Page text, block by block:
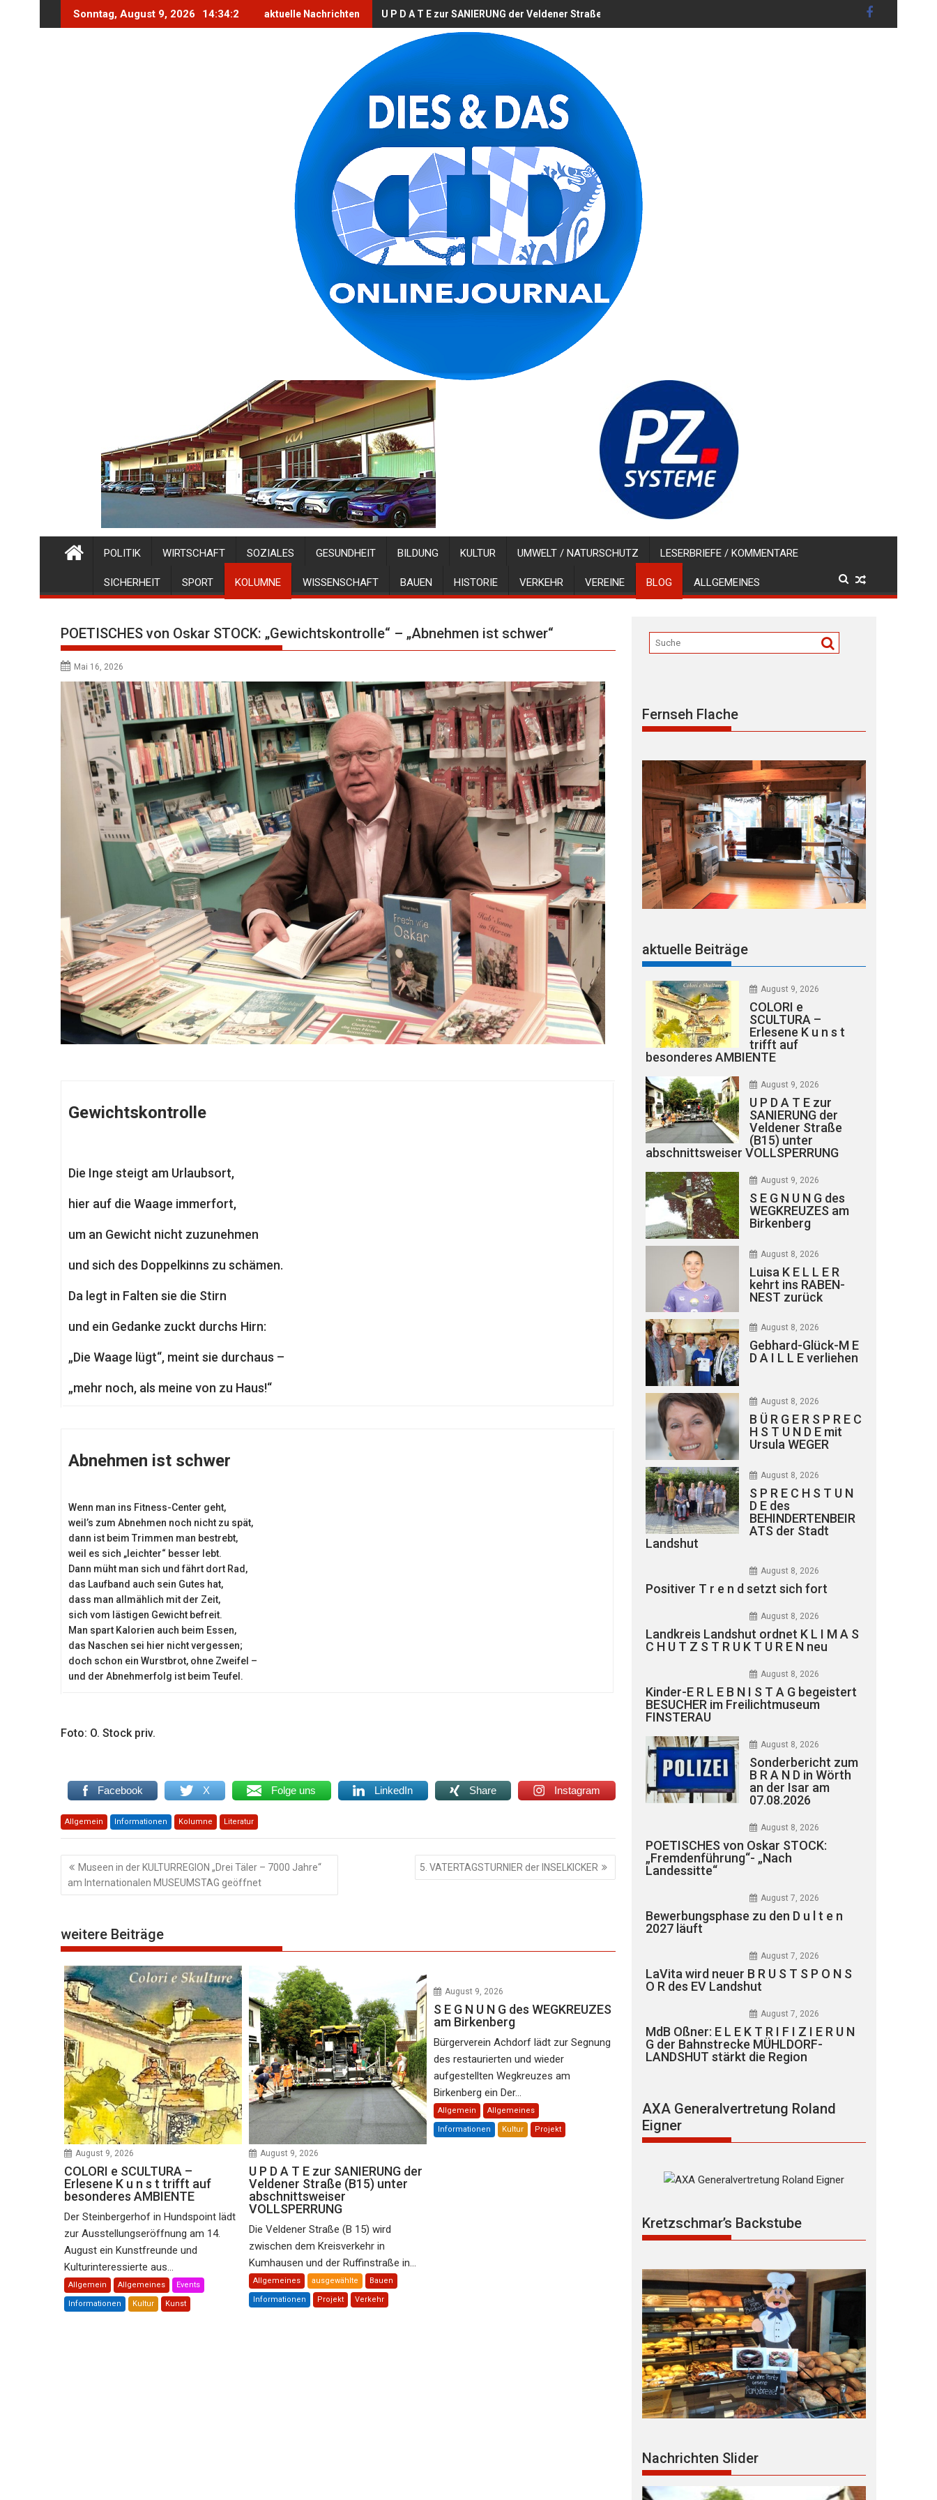
Sonntag, August 9, 2026 14:34:4 aktuelle Nachrichten U P D A T E zur SANIERUNG der Veldener Straße (B15) unter abschnittsweiser VOLLSPERRUNG
POLITIK WIRTSCHAFT SOZIALES GESUNDHEIT BILDUNG KULTUR UMWELT / NATURSCHUTZ LESERBRIEFE / KOMMENTARE
SICHERHEIT SPORT KOLUMNE WISSENSCHAFT BAUEN HISTORIE VERKEHR VEREINE BLOG ALLGEMEINES
POETISCHES von Oskar STOCK: „Gewichtskontrolle“ – „Abnehmen ist schwer“
Mai 16, 2026
Gewichtskontrolle
Die Inge steigt am Urlaubsort,
hier auf die Waage immerfort,
um an Gewicht nicht zuzunehmen
und sich des Doppelkinns zu schämen.
Da legt in Falten sie die Stirn
und ein Gedanke zuckt durchs Hirn:
„Die Waage lügt“, meint sie durchaus –
„mehr noch, als meine von zu Haus!“
Abnehmen ist schwer
Wenn man ins Fitness-Center geht,
weil’s zum Abnehmen noch nicht zu spät,
dann ist beim Trimmen man bestrebt,
weil es sich „leichter“ besser lebt.
Dann müht man sich und fährt dort Rad,
das Laufband auch sein Gutes hat,
dass man allmählich mit der Zeit,
sich vom lästigen Gewicht befreit.
Man spart Kalorien auch beim Essen,
das Naschen sei hier nicht vergessen;
doch schon ein Wurstbrot, ohne Zweifel –
und der Abnehmerfolg ist beim Teufel.
Foto: O. Stock priv.
Facebook X Folge uns LinkedIn Share Instagram
Allgemein Informationen Kolumne Literatur
Beitragsnavigation
Museen in der KULTURREGION „Drei Täler – 7000 Jahre“
am Internationalen MUSEUMSTAG geöffnet
5. VATERTAGSTURNIER der INSELKICKER
weitere Beiträge
August 9, 2026
COLORI e SCULTURA –
Erlesene K u n s t trifft auf
besonderes AMBIENTE
Der Steinbergerhof in Hundspoint lädt
zur Ausstellungseröffnung am 14.
August ein Kunstfreunde und
Kulturinteressierte aus...
Allgemein Allgemeines Events
Informationen Kultur Kunst
August 9, 2026
U P D A T E zur SANIERUNG der
Veldener Straße (B15) unter
abschnittsweiser
VOLLSPERRUNG
Die Veldener Straße (B 15) wird
zwischen dem Kreisverkehr in
Kumhausen und der Ruffinstraße in...
Allgemeines ausgewählte Bauen
Informationen Projekt Verkehr
August 9, 2026
S E G N U N G des WEGKREUZES
am Birkenberg
Bürgerverein Achdorf lädt zur Segnung
des restaurierten und wieder
aufgestellten Wegkreuzes am
Birkenberg ein Der...
Allgemein Allgemeines
Informationen Kultur Projekt
Fernseh Flache
aktuelle Beiträge
August 9, 2026
COLORI e
SCULTURA –
Erlesene K u n s t
trifft auf
besonderes AMBIENTE
August 9, 2026
U P D A T E zur
SANIERUNG der
Veldener Straße
(B15) unter
abschnittsweiser VOLLSPERRUNG
August 9, 2026
S E G N U N G des
WEGKREUZES am
Birkenberg
August 8, 2026
Luisa K E L L E R
kehrt ins RABEN-
NEST zurück
August 8, 2026
Gebhard-Glück-M E
D A I L L E verliehen
August 8, 2026
B Ü R G E R S P R E C
H S T U N D E mit
Ursula WEGER
August 8, 2026
S P R E C H S T U N
D E des
BEHINDERTENBEIR
ATS der Stadt
Landshut
August 8, 2026
Positiver T r e n d setzt sich fort
August 8, 2026
Landkreis Landshut ordnet K L I M A S
C H U T Z S T R U K T U R E N neu
August 8, 2026
Kinder-E R L E B N I S T A G begeistert
BESUCHER im Freilichtmuseum
FINSTERAU
August 8, 2026
Sonderbericht zum
B R A N D in Wörth
an der Isar am
07.08.2026
August 8, 2026
POETISCHES von Oskar STOCK:
„Fremdenführung“- „Nach
Landessitte“
August 7, 2026
Bewerbungsphase zu den D u l t e n
2027 läuft
August 7, 2026
LaVita wird neuer B R U S T S P O N S
O R des EV Landshut
August 7, 2026
MdB Oßner: E L E K T R I F I Z I E R U N
G der Bahnstrecke MÜHLDORF-
LANDSHUT stärkt die Region
AXA Generalvertretung Roland
Eigner
Kretzschmar’s Backstube
Nachrichten Slider